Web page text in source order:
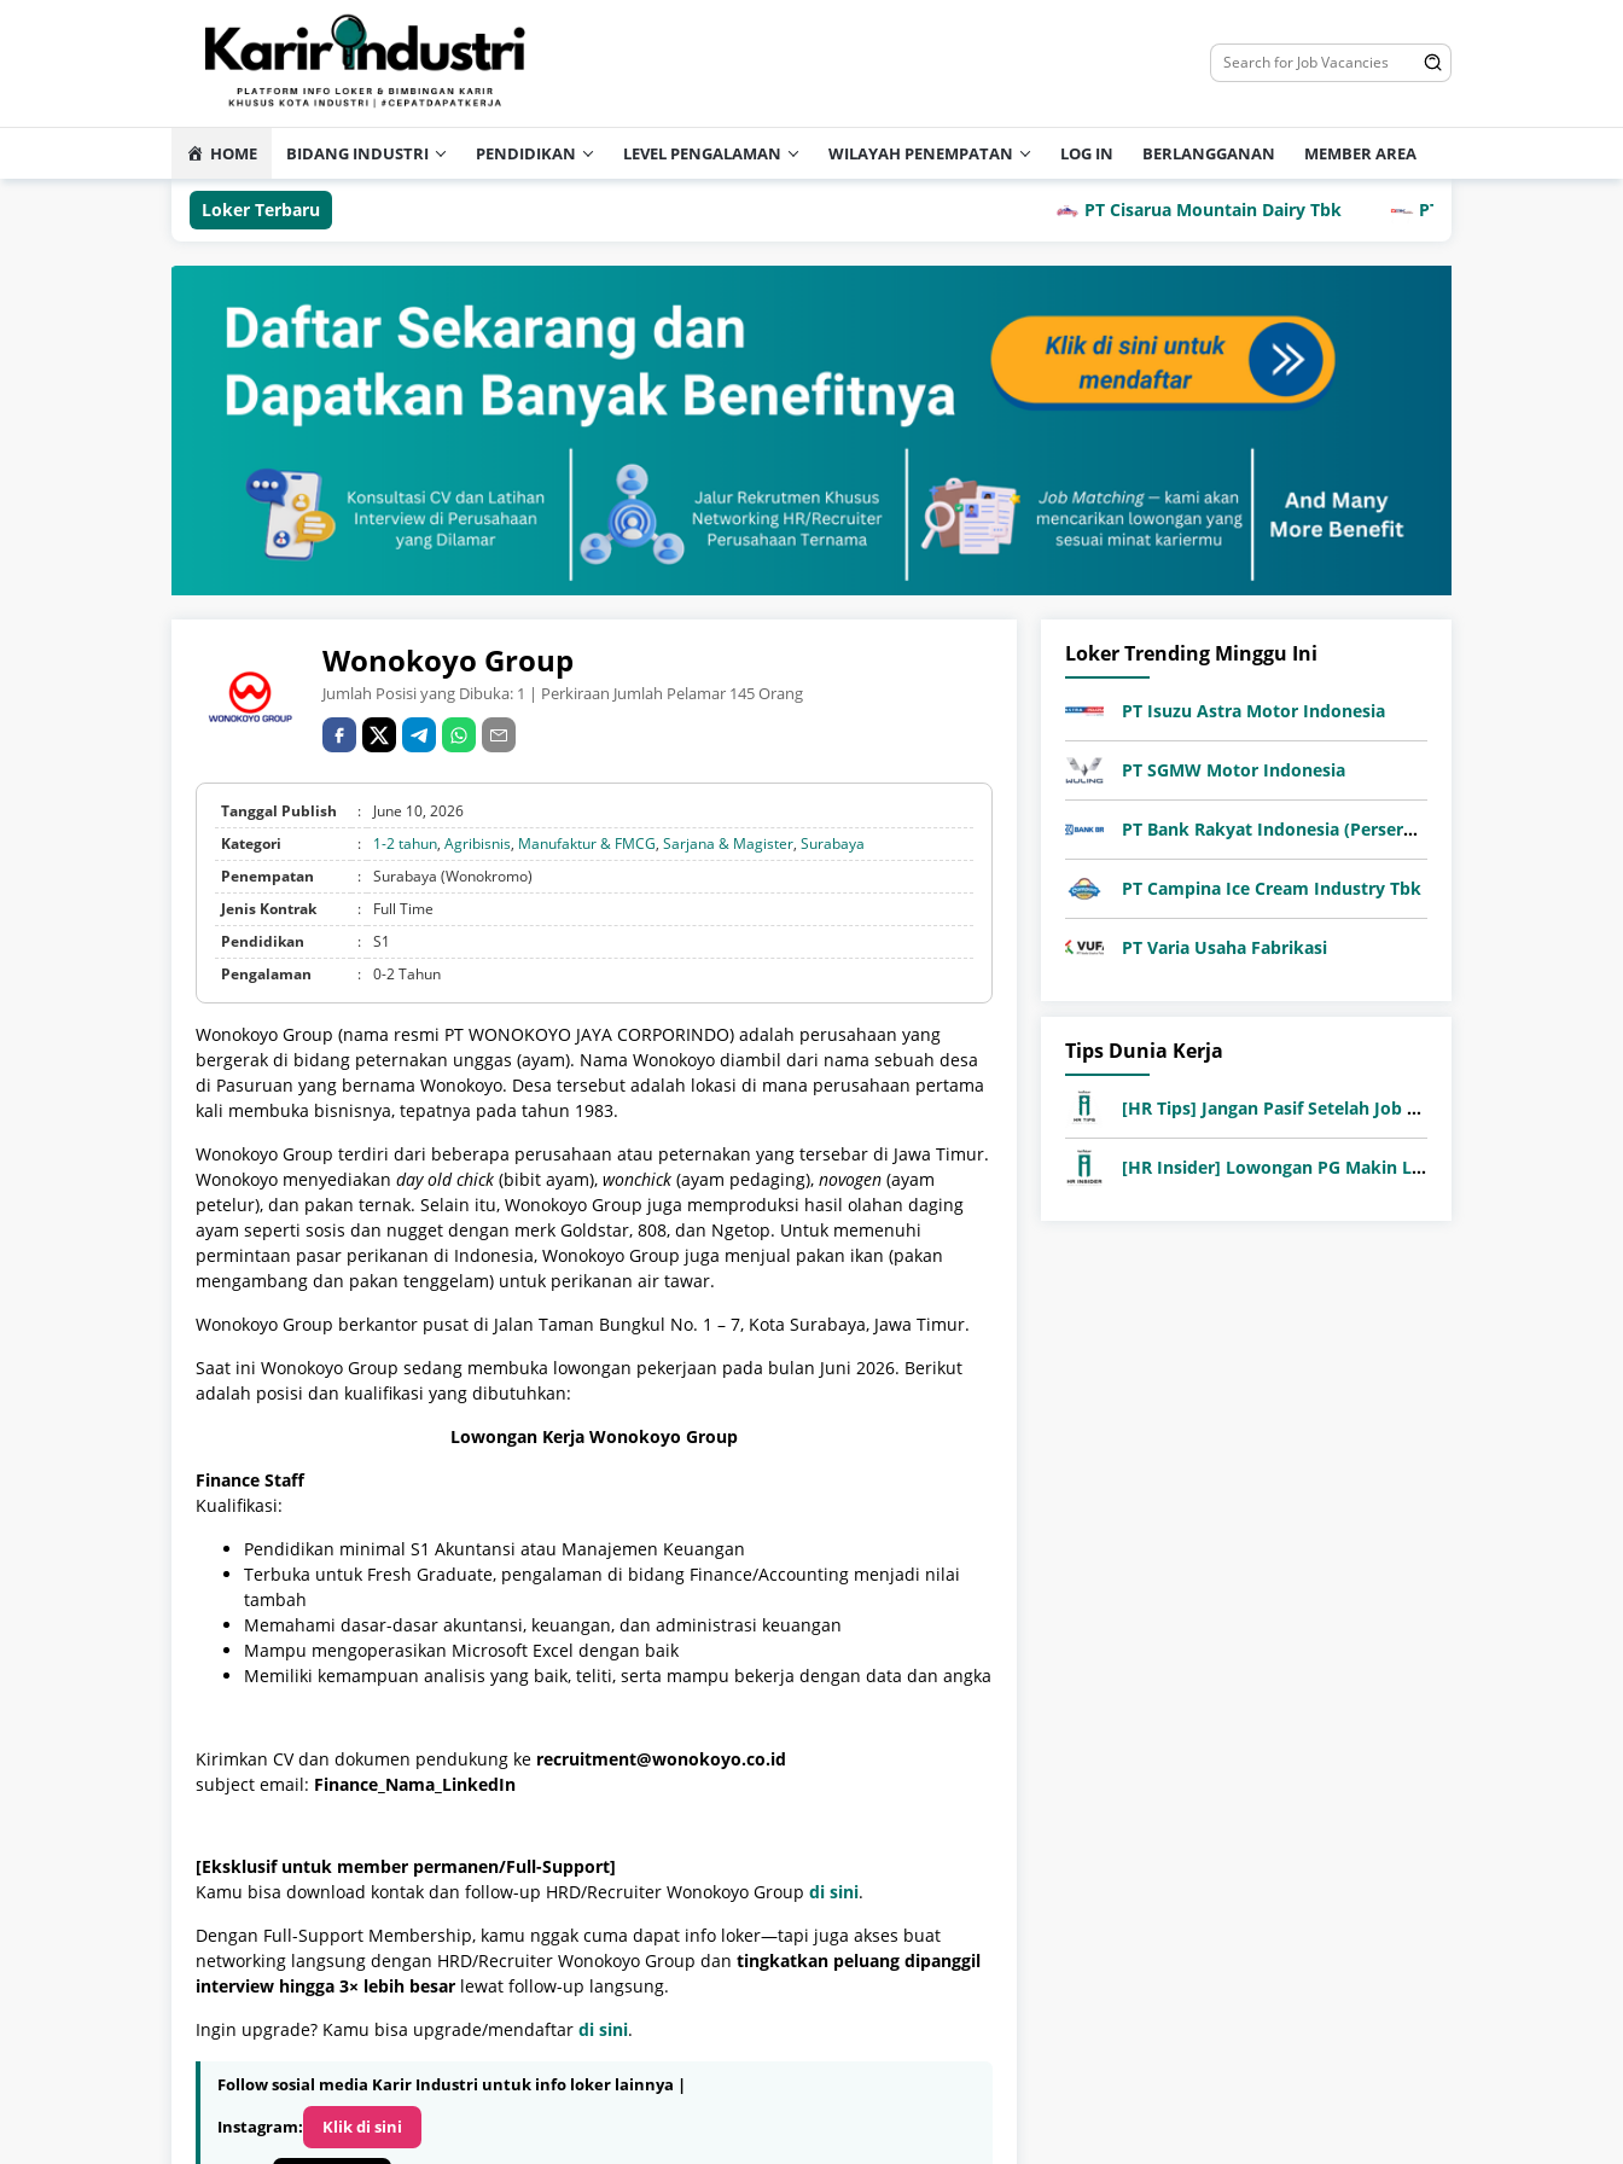
HOME BIDANG INDUSTRI PENDIDIKAN LEVEL PENGALAMAN WILAYAH PENEMPATAN LOG IN BERLANGGANAN MEMBER AREA
Loker Terbaru PT Cisarua Mountain Dairy Tbk PT Dian Mega Kurnia (DMK
Wonokoyo Group
Jumlah Posisi yang Dibuka: 1 | Perkiraan Jumlah Pelamar 145 Orang
Tanggal Publish :
June 10, 2026
Kategori
: 1-2 tahun, Agribisnis, Manufaktur & FMCG, Sarjana & Magister, Surabaya
Penempatan
: Surabaya (Wonokromo)
Jenis Kontrak
:
Full Time
Pendidikan
: S1
Pengalaman
: 0-2 Tahun
Wonokoyo Group (nama resmi PT WONOKOYO JAYA CORPORINDO) adalah perusahaan yang
bergerak di bidang peternakan unggas (ayam). Nama Wonokoyo diambil dari nama sebuah desa
di Pasuruan yang bernama Wonokoyo. Desa tersebut adalah lokasi di mana perusahaan pertama
kali membuka bisnisnya, tepatnya pada tahun 1983.
Wonokoyo Group terdiri dari beberapa perusahaan atau peternakan yang tersebar di Jawa Timur.
Wonokoyo menyediakan day old chick (bibit ayam), wonchick (ayam pedaging), novogen (ayam
petelur), dan pakan ternak. Selain itu, Wonokoyo Group juga memproduksi hasil olahan daging
ayam seperti sosis dan nugget dengan merk Goldstar, 808, dan Ngetop. Untuk memenuhi
permintaan pasar perikanan di Indonesia, Wonokoyo Group juga menjual pakan ikan (pakan
mengambang dan pakan tenggelam) untuk perikanan air tawar.
Wonokoyo Group berkantor pusat di Jalan Taman Bungkul No. 1 – 7, Kota Surabaya, Jawa Timur.
Saat ini Wonokoyo Group sedang membuka lowongan pekerjaan pada bulan Juni 2026. Berikut
adalah posisi dan kualifikasi yang dibutuhkan:
Lowongan Kerja Wonokoyo Group
Finance Staff
Kualifikasi:
Pendidikan minimal S1 Akuntansi atau Manajemen Keuangan
Terbuka untuk Fresh Graduate, pengalaman di bidang Finance/Accounting menjadi nilai
tambah
Memahami dasar-dasar akuntansi, keuangan, dan administrasi keuangan
Mampu mengoperasikan Microsoft Excel dengan baik
Memiliki kemampuan analisis yang baik, teliti, serta mampu bekerja dengan data dan angka
Kirimkan CV dan dokumen pendukung ke recruitment@wonokoyo.co.id
subject email: Finance_Nama_LinkedIn
[Eksklusif untuk member permanen/Full-Support]
Kamu bisa download kontak dan follow-up HRD/Recruiter Wonokoyo Group di sini.
Dengan Full-Support Membership, kamu nggak cuma dapat info loker—tapi juga akses buat
networking langsung dengan HRD/Recruiter Wonokoyo Group dan tingkatkan peluang dipanggil
interview hingga 3× lebih besar lewat follow-up langsung.
Ingin upgrade? Kamu bisa upgrade/mendaftar di sini.
Follow sosial media Karir Industri untuk info loker lainnya |
Instagram:
Klik di sini
Loker Trending Minggu Ini
PT Isuzu Astra Motor Indonesia
PT SGMW Motor Indonesia
PT Bank Rakyat Indonesia (Persero) Tbk
PT Campina Ice Cream Industry Tbk
PT Varia Usaha Fabrikasi
Tips Dunia Kerja
[HR Tips] Jangan Pasif Setelah Job Fair! Ini Pentingnya Follow-Up Setelah Job Fair
[HR Insider] Lowongan PG Makin Langka: Murni Seleksi atau Jalur Orang Dalam?